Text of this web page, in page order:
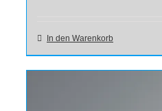
In den Warenkorb